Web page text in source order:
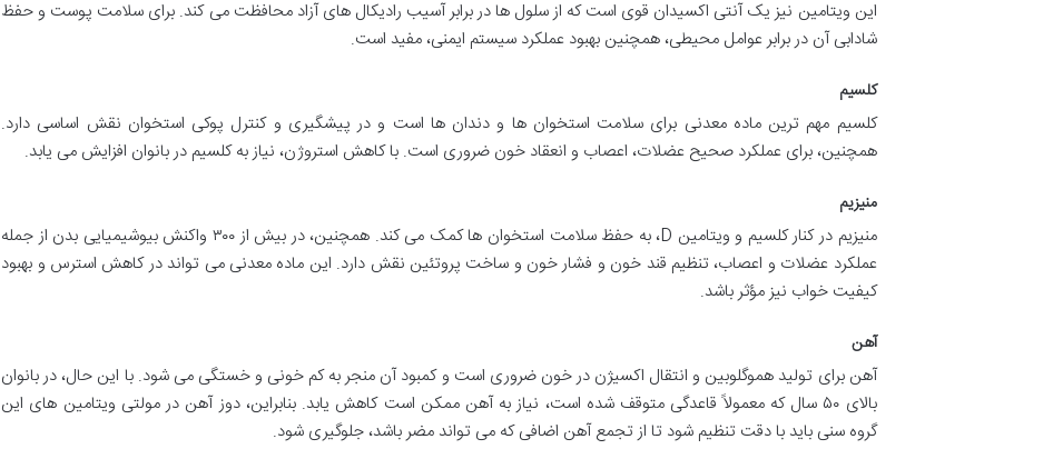
این ویتامین نیز یک آنتی اکسیدان قوی است که از سلول ها در برابر آسیب رادیکال های آزاد محافظت می کند. برای سلامت پوست و حفظ
شادابی آن در برابر عوامل محیطی، همچنین بهبود عملکرد سیستم ایمنی، مفید است.
کلسیم
کلسیم مهم ترین ماده معدنی برای سلامت استخوان ها و دندان ها است و در پیشگیری و کنترل پوکی استخوان نقش اساسی دارد.
همچنین، برای عملکرد صحیح عضلات، اعصاب و انعقاد خون ضروری است. با کاهش استروژن، نیاز به کلسیم در بانوان افزایش می یابد.
منیزیم
منیزیم در کنار کلسیم و ویتامین D، به حفظ سلامت استخوان ها کمک می کند. همچنین، در بیش از ۳۰۰ واکنش بیوشیمیایی بدن از جمله
عملکرد عضلات و اعصاب، تنظیم قند خون و فشار خون و ساخت پروتئین نقش دارد. این ماده معدنی می تواند در کاهش استرس و بهبود
کیفیت خواب نیز مؤثر باشد.
آهن
آهن برای تولید هموگلوبین و انتقال اکسیژن در خون ضروری است و کمبود آن منجر به کم خونی و خستگی می شود. با این حال، در بانوان
بالای ۵۰ سال که معمولاً قاعدگی متوقف شده است، نیاز به آهن ممکن است کاهش یابد. بنابراین، دوز آهن در مولتی ویتامین های این
گروه سنی باید با دقت تنظیم شود تا از تجمع آهن اضافی که می تواند مضر باشد، جلوگیری شود.